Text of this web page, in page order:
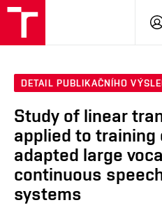
DETAIL PUBLIKAČNÍHO
Study of linear
applied to
adapted large
continuous
systems